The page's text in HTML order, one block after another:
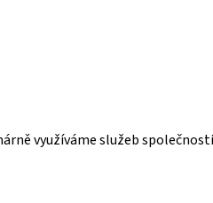
využíváme služeb